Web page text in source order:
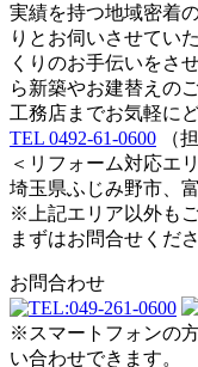
実績を持つ地域密着
りとお伺いさせてい
くりのお手伝いをさ
ら新築やお建替えの
工務店までお気軽に
TEL 0492-61-0600 （
＜リフォーム対応エ
埼玉県ふじみ野市、
※上記エリア以外も
まずはお問合せくださ
お問合わせ
※スマートフォンの
い合わせできます。